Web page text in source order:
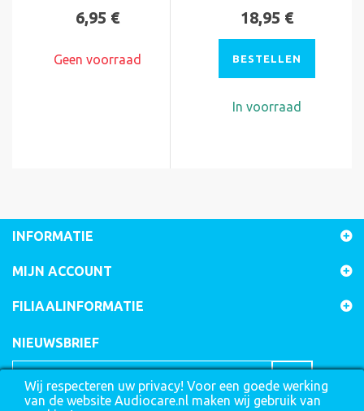
Wij respecteren uw privacy! Voor een goede werking
van de website Audiocare.nl maken wij gebruik van
6,95 €
Geen voorraad
18,95 €
BESTELLEN
In voorraad
INFORMATIE
MIJN ACCOUNT
FILIAALINFORMATIE
NIEUWSBRIEF